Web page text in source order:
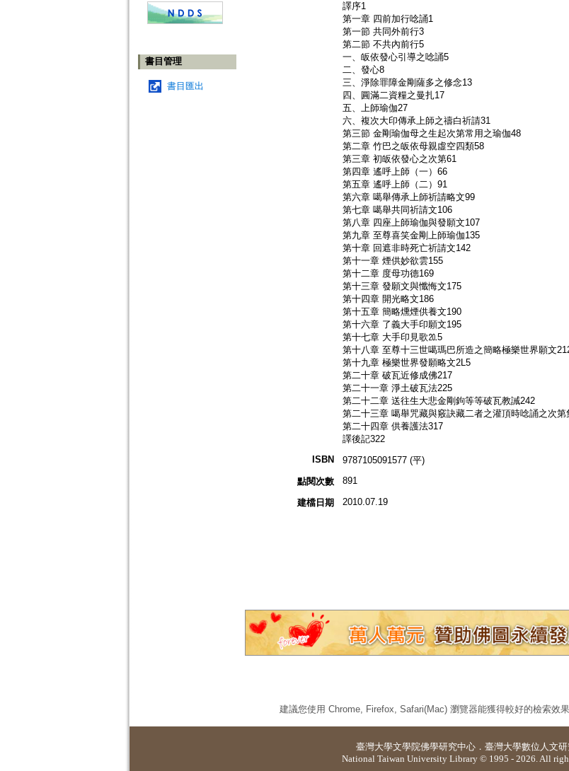
書目管理
書目匯出
譯序1
第一章 四前加行唸誦1
第一節 共同外前行3
第二節 不共內前行5
一、皈依發心引導之唸誦5
二、發心8
三、淨除罪障金剛薩多之修念13
四、圓滿二資糧之曼扎17
五、上師瑜伽27
六、複次大印傳承上師之禱白祈請31
第三節 金剛瑜伽母之生起次第常用之瑜伽48
第二章 竹巴之皈依母親虛空四類58
第三章 初皈依發心之次第61
第四章 遙呼上師（一）66
第五章 遙呼上師（二）91
第六章 噶舉傳承上師祈請略文99
第七章 噶舉共同祈請文106
第八章 四座上師瑜伽與發願文107
第九章 至尊喜笑金剛上師瑜伽135
第十章 回遮非時死亡祈請文142
第十一章 煙供妙欲雲155
第十二章 度母功德169
第十三章 發願文與懺悔文175
第十四章 開光略文186
第十五章 簡略燻煙供養文190
第十六章 了義大手印願文195
第十七章 大手印見歌⒛5
第十八章 至尊十三世噶瑪巴所造之簡略極樂世界願文
第十九章 極樂世界發願略文2L5
第二十章 破瓦近修成佛217
第二十一章 淨土破瓦法225
第二十二章 送往生大悲金剛鉤等等破瓦教誡242
第二十三章 噶舉咒藏與竅訣藏二者之灌頂時唸誦之次
第二十四章 供養護法317
譯後記322
ISBN
9787105091577 (平)
點閱次數
891
建檔日期 2010.07.19
建議您使用 Chrome, Firefox, Safari(Mac) 瀏覽器能獲得較好的檢索效
臺灣大學文學院佛學研究中心 ． 臺灣大學數位人文
National Taiwan University Library © 1995 - 2026. All